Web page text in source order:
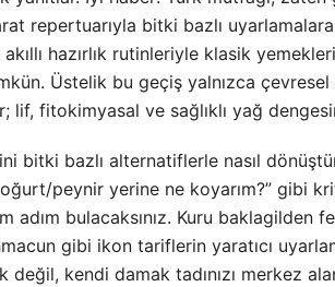
repertuarıyla bitki bazlı
hazırlık rutinleriyle klasik
Üstelik bu geçiş yalnızca
fitokimyasal ve sağlıklı yağ
bitki bazlı alternatiflerle nasıl
peynir yerine ne koyarım?” gibi
adım bulacaksınız. Kuru baklagilden
gibi ikon tariflerin yaratıcı
değil, kendi damak tadınızı merkez